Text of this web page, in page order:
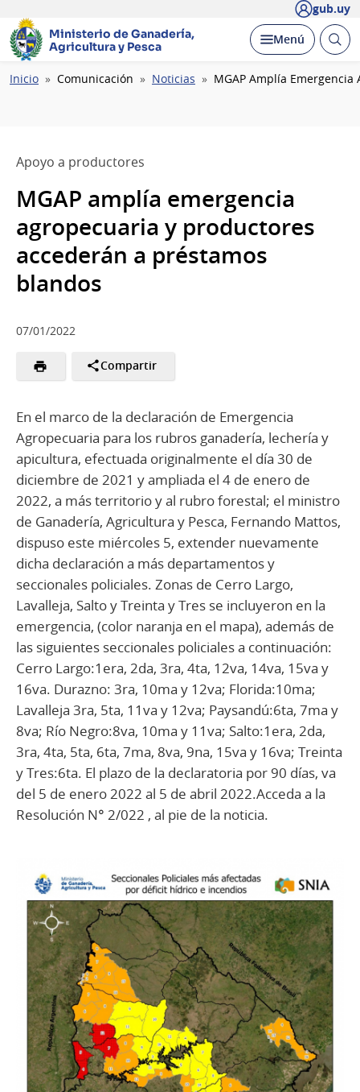
gub.uy
Ministerio de Ganadería,
Agricultura y Pesca
Desplegar
Menú Abrir
Ruta
Inicio Comunicación Noticias MGAP Amplía
Apoyo a productores
MGAP amplía emergencia
agropecuaria y productores
accederán a préstamos
blandos
07/01/2022
Compartir
En el marco de la declaración de Emergencia
Agropecuaria para los rubros ganadería, lechería y
apicultura, efectuada originalmente el día 30 de
diciembre de 2021 y ampliada el 4 de enero de
2022, a más territorio y al rubro forestal; el ministro
de Ganadería, Agricultura y Pesca, Fernando Mattos,
dispuso este miércoles 5, extender nuevamente
dicha declaración a más departamentos y
seccionales policiales. Zonas de Cerro Largo,
Lavalleja, Salto y Treinta y Tres se incluyeron en la
emergencia, (color naranja en el mapa), además de
las siguientes seccionales policiales a continuación:
Cerro Largo:1era, 2da, 3ra, 4ta, 12va, 14va, 15va y
16va. Durazno: 3ra, 10ma y 12va; Florida:10ma;
Lavalleja 3ra, 5ta, 11va y 12va; Paysandú:6ta, 7ma y
8va; Río Negro:8va, 10ma y 11va; Salto:1era, 2da,
3ra, 4ta, 5ta, 6ta, 7ma, 8va, 9na, 15va y 16va; Treinta
y Tres:6ta. El plazo de la declaratoria por 90 días, va
del 5 de enero 2022 al 5 de abril 2022.Acceda a la
Resolución N° 2/022 , al pie de la noticia.